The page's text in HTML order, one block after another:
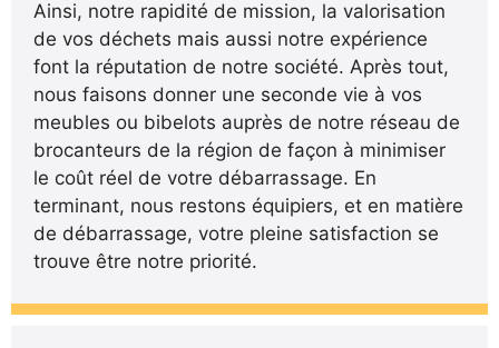
Ainsi, notre rapidité de mission, la valorisation
de vos déchets mais aussi notre expérience
font la réputation de notre société. Après tout,
nous faisons donner une seconde vie à vos
meubles ou bibelots auprès de notre réseau de
brocanteurs de la région de façon à minimiser
le coût réel de votre débarrassage. En
terminant, nous restons équipiers, et en matière
de débarrassage, votre pleine satisfaction se
trouve être notre priorité.